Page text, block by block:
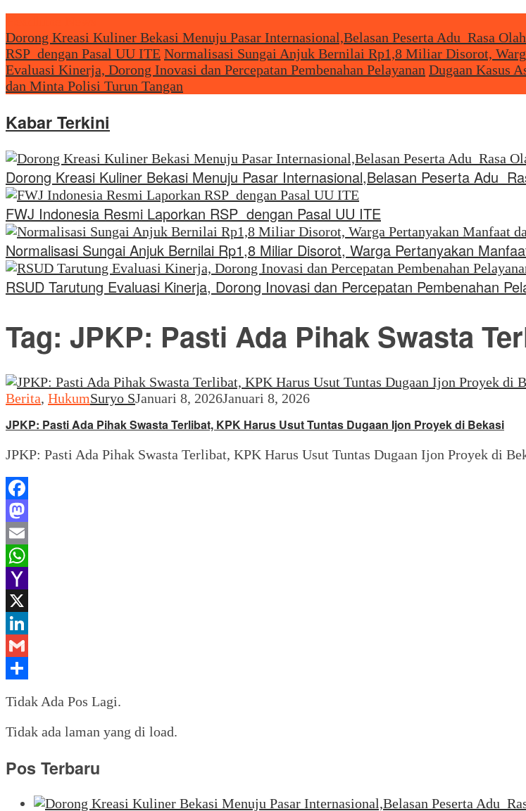
Dorong Kreasi Kuliner Bekasi Menuju Pasar Internasional,Belasan Peserta Adu Rasa
RSP dengan Pasal UU ITE Normalisasi Sungai Anjuk Bernilai Rp1,8 Miliar Disorot,
Evaluasi Kinerja, Dorong Inovasi dan Percepatan Pembenahan Pelayanan Dugaan Kasus
dan Minta Polisi Turun Tangan
Kabar Terkini
Dorong Kreasi Kuliner Bekasi Menuju Pasar Internasional,Belasan Peserta Adu
FWJ Indonesia Resmi Laporkan RSP dengan Pasal UU ITE
Normalisasi Sungai Anjuk Bernilai Rp1,8 Miliar Disorot, Warga Pertanyakan
RSUD Tarutung Evaluasi Kinerja, Dorong Inovasi dan Percepatan Pembenahan
Tag: JPKP: Pasti Ada Pihak Swasta
Berita, HukumSuryo SJanuari 8, 2026Januari 8, 2026
JPKP: Pasti Ada Pihak Swasta Terlibat, KPK Harus Usut Tuntas Dugaan Ijon Proyek di Bekasi
JPKP: Pasti Ada Pihak Swasta Terlibat, KPK Harus Usut Tuntas Dugaan Ijon Proyek di
Facebook
Mastodon
Email
WhatsApp
Yahoo
Mail
X
LinkedIn
Gmail
Tidak Ada Pos Lagi.
Tidak ada laman yang di load.
Pos Terbaru